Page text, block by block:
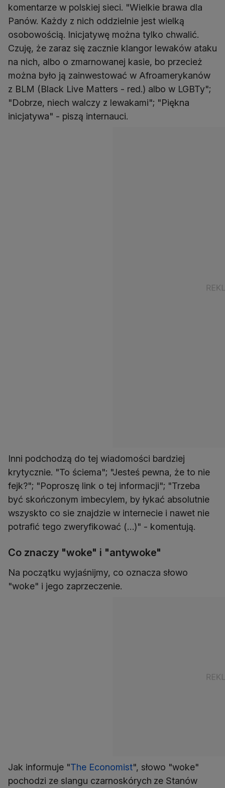
komentarze w polskiej sieci. "Wielkie brawa dla
Panów. Każdy z nich oddzielnie jest wielką
osobowością. Inicjatywę można tylko chwalić.
Czuję, że zaraz się zacznie klangor lewaków ataku
na nich, albo o zmarnowanej kasie, bo przecież
można było ją zainwestować w Afroamerykanów
z BLM (Black Live Matters - red.) albo w LGBTy";
"Dobrze, niech walczy z lewakami"; "Piękna
inicjatywa" - piszą internauci.
Inni podchodzą do tej wiadomości bardziej
krytycznie. "To ściema"; "Jesteś pewna, że to nie
fejk?"; "Poproszę link o tej informacji"; "Trzeba
być skończonym imbecylem, by łykać absolutnie
wszyskto co sie znajdzie w internecie i nawet nie
potrafić tego zweryfikować (…)" - komentują.
Co znaczy "woke" i "antywoke"
Na początku wyjaśnijmy, co oznacza słowo
"woke" i jego zaprzeczenie.
Jak informuje "The Economist", słowo "woke"
pochodzi ze slangu czarnoskórych ze Stanów